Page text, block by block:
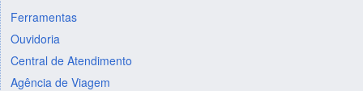
Ferramentas
Ouvidoria
Central de Atendimento
Agência de Viagem